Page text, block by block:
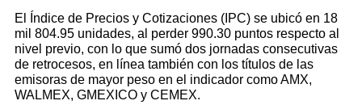
El Índice de Precios y Cotizaciones (IPC) se ubicó en 18
mil 804.95 unidades, al perder 990.30 puntos respecto al
nivel previo, con lo que sumó dos jornadas consecutivas
de retrocesos, en línea también con los títulos de las
emisoras de mayor peso en el indicador como AMX,
WALMEX, GMEXICO y CEMEX.